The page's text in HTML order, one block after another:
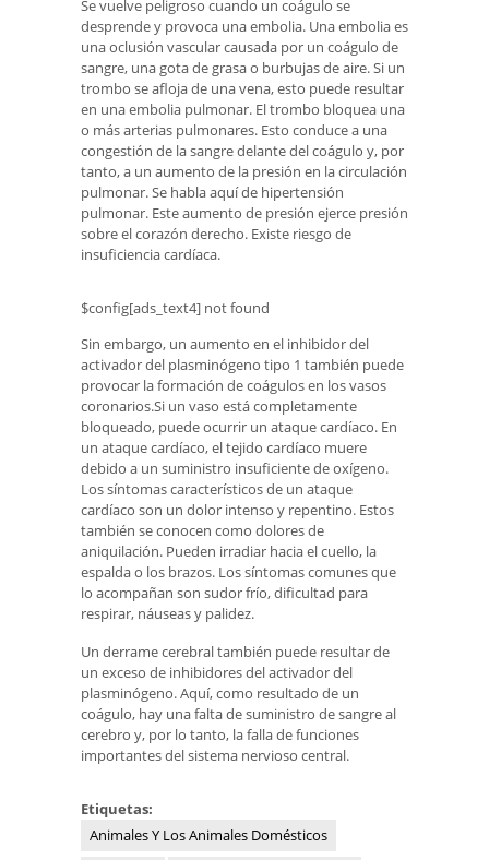
Se vuelve peligroso cuando un coágulo se
desprende y provoca una embolia. Una embolia es
una oclusión vascular causada por un coágulo de
sangre, una gota de grasa o burbujas de aire. Si un
trombo se afloja de una vena, esto puede resultar
en una embolia pulmonar. El trombo bloquea una
o más arterias pulmonares. Esto conduce a una
congestión de la sangre delante del coágulo y, por
tanto, a un aumento de la presión en la circulación
pulmonar. Se habla aquí de hipertensión
pulmonar. Este aumento de presión ejerce presión
sobre el corazón derecho. Existe riesgo de
insuficiencia cardíaca.
$config[ads_text4] not found
Sin embargo, un aumento en el inhibidor del
activador del plasminógeno tipo 1 también puede
provocar la formación de coágulos en los vasos
coronarios.Si un vaso está completamente
bloqueado, puede ocurrir un ataque cardíaco. En
un ataque cardíaco, el tejido cardíaco muere
debido a un suministro insuficiente de oxígeno.
Los síntomas característicos de un ataque
cardíaco son un dolor intenso y repentino. Estos
también se conocen como dolores de
aniquilación. Pueden irradiar hacia el cuello, la
espalda o los brazos. Los síntomas comunes que
lo acompañan son sudor frío, dificultad para
respirar, náuseas y palidez.
Un derrame cerebral también puede resultar de
un exceso de inhibidores del activador del
plasminógeno. Aquí, como resultado de un
coágulo, hay una falta de suministro de sangre al
cerebro y, por lo tanto, la falla de funciones
importantes del sistema nervioso central.
Etiquetas:
Animales Y Los Animales Domésticos